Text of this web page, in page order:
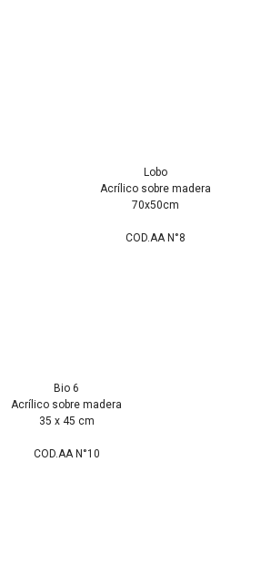
Lobo
Acrílico sobre madera
70x50cm
COD.AA N°8
Bio 6
Acrílico sobre madera
35 x 45 cm
COD.AA N°10